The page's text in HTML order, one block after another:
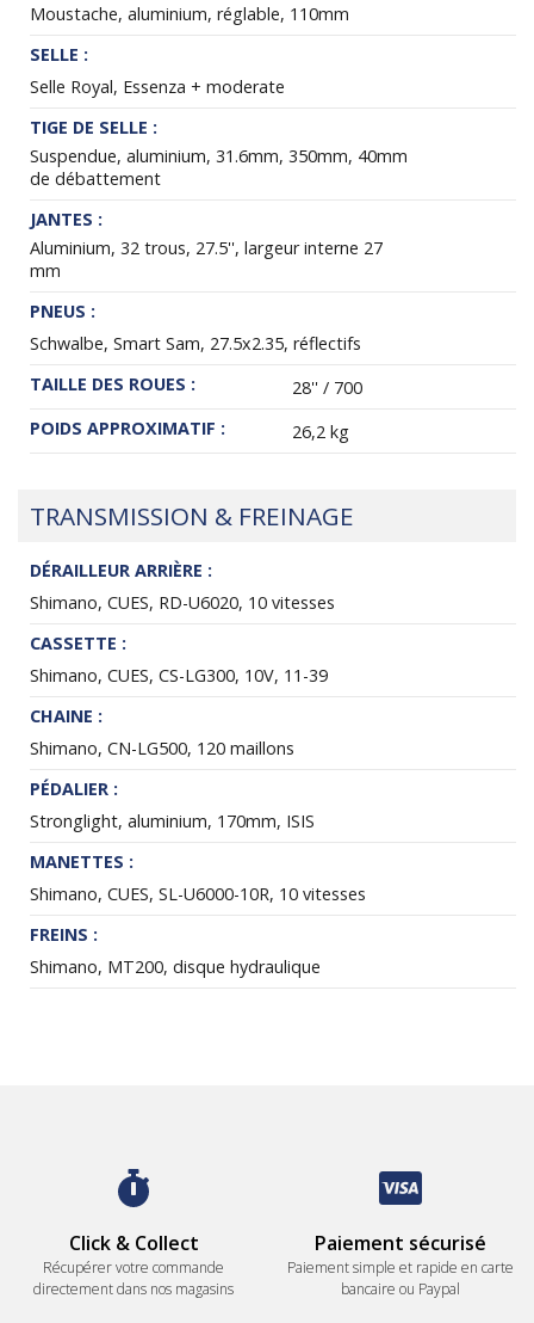
Moustache, aluminium, réglable, 110mm
SELLE :
Selle Royal, Essenza + moderate
TIGE DE SELLE :
Suspendue, aluminium, 31.6mm, 350mm, 40mm
de débattement
JANTES :
Aluminium, 32 trous, 27.5'', largeur interne 27
mm
PNEUS :
Schwalbe, Smart Sam, 27.5x2.35, réflectifs
TAILLE DES ROUES :
28'' / 700
POIDS APPROXIMATIF :
26,2 kg
TRANSMISSION & FREINAGE
DÉRAILLEUR ARRIÈRE :
Shimano, CUES, RD-U6020, 10 vitesses
CASSETTE :
Shimano, CUES, CS-LG300, 10V, 11-39
CHAINE :
Shimano, CN-LG500, 120 maillons
PÉDALIER :
Stronglight, aluminium, 170mm, ISIS
MANETTES :
Shimano, CUES, SL-U6000-10R, 10 vitesses
FREINS :
Shimano, MT200, disque hydraulique
Click & Collect
Récupérer votre commande
directement dans nos magasins
Paiement sécurisé
Paiement simple et rapide en carte
bancaire ou Paypal